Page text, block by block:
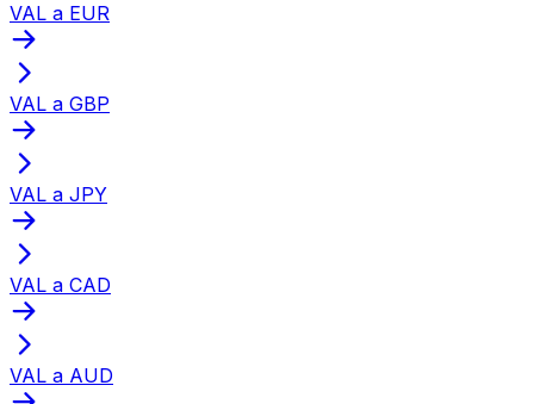
VAL a EUR
VAL a GBP
VAL a JPY
VAL a CAD
VAL a AUD